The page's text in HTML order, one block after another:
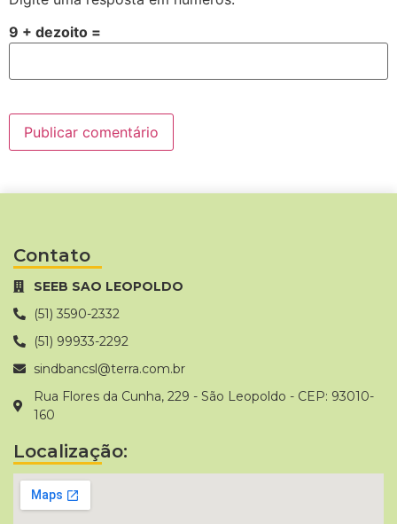
9 + dezoito =
Contato
SEEB SAO LEOPOLDO
(51) 3590-2332
(51) 99933-2292
sindbancsl@terra.com.br
Rua Flores da Cunha, 229 - São Leopoldo - CEP: 93010-
160
Localização: